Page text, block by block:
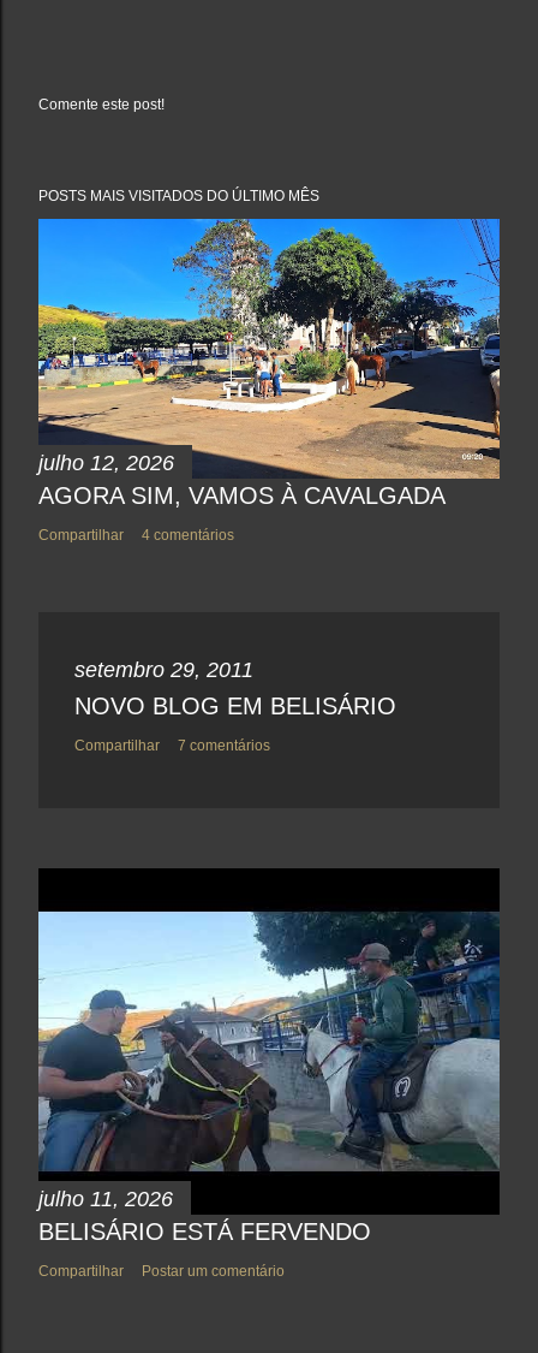
a
u
e
n
t
á
r
i
o
Comente este post!
POSTS MAIS VISITADOS DO ÚLTIMO MÊS
julho 12, 2026
AGORA SIM, VAMOS À CAVALGADA
Compartilhar 4 comentários
setembro 29, 2011
NOVO BLOG EM BELISÁRIO
Compartilhar 7 comentários
julho 11, 2026
BELISÁRIO ESTÁ FERVENDO
Compartilhar Postar um comentário